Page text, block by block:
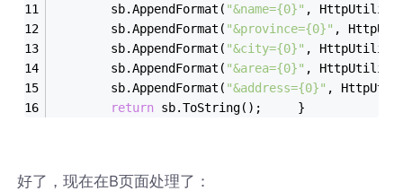
        sb.AppendFormat(
"&name={0}" ,
        sb.AppendFormat(
"&province={0}" ,
        sb.AppendFormat(
"&city={0}" ,
        sb.AppendFormat(
"&area={0}" ,
        sb.AppendFormat(
"&address={0}" ,
return sb.ToString();     }
好了，现在在B页面处理了：